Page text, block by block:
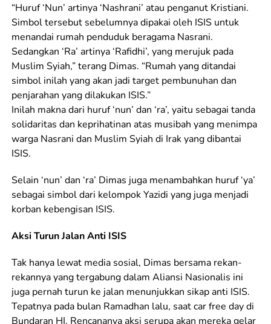
“Huruf ‘Nun’ artinya ‘Nashrani’ atau penganut Kristiani.
Simbol tersebut sebelumnya dipakai oleh ISIS untuk
menandai rumah penduduk beragama Nasrani.
Sedangkan ‘Ra’ artinya ‘Rafidhi’, yang merujuk pada
Muslim Syiah,” terang Dimas. “Rumah yang ditandai
simbol inilah yang akan jadi target pembunuhan dan
penjarahan yang dilakukan ISIS.”
Inilah makna dari huruf ‘nun’ dan ‘ra’, yaitu sebagai tanda
solidaritas dan keprihatinan atas musibah yang menimpa
warga Nasrani dan Muslim Syiah di Irak yang dibantai
ISIS.
Selain ‘nun’ dan ‘ra’ Dimas juga menambahkan huruf ‘ya’
sebagai simbol dari kelompok Yazidi yang juga menjadi
korban kebengisan ISIS.
Aksi Turun Jalan Anti ISIS
Tak hanya lewat media sosial, Dimas bersama rekan-
rekannya yang tergabung dalam Aliansi Nasionalis ini
juga pernah turun ke jalan menunjukkan sikap anti ISIS.
Tepatnya pada bulan Ramadhan lalu, saat car free day di
Bundaran HI. Rencananya aksi serupa akan mereka gelar